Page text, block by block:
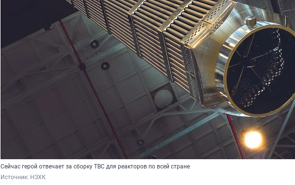
Сейчас герой отвечает за сборку ТВС для реакторов по всей стране
Источник: НЗХК